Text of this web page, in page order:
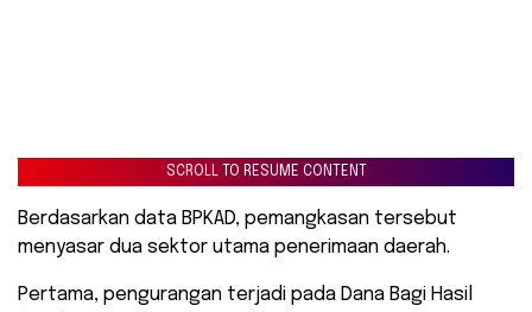
SCROLL TO RESUME CONTENT
Berdasarkan data BPKAD, pemangkasan tersebut
menyasar dua sektor utama penerimaan daerah.
​Pertama, pengurangan terjadi pada Dana Bagi Hasil